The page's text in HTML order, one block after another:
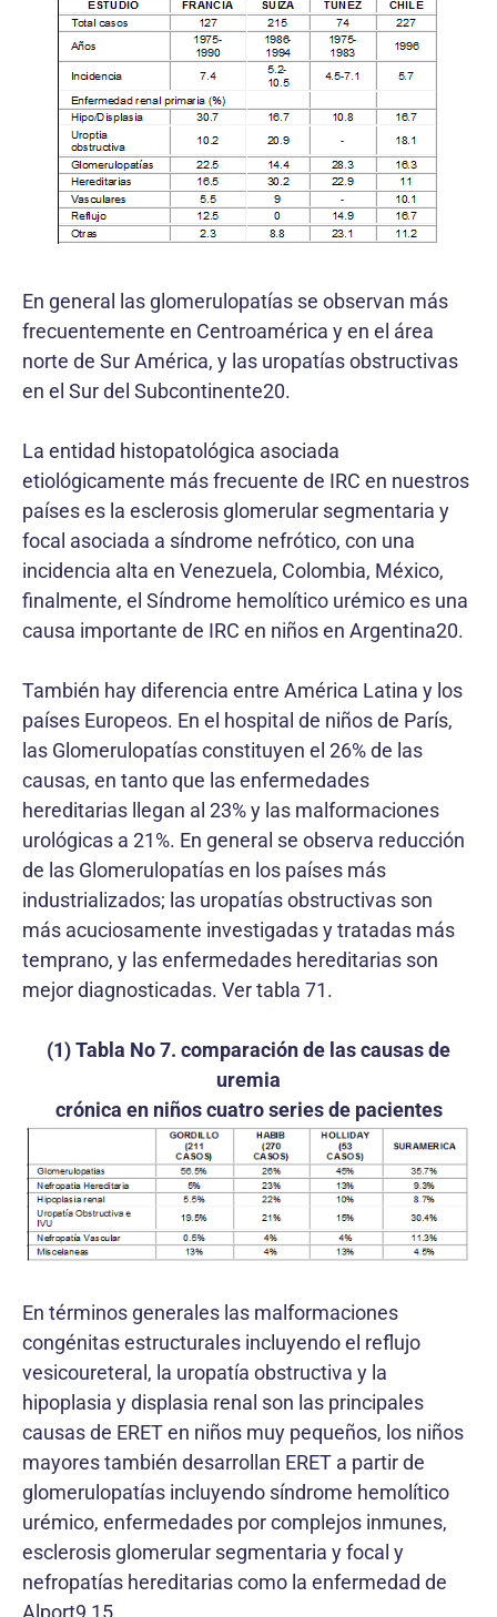
En general las glomerulopatías se observan más
frecuentemente en Centroamérica y en el área
norte de Sur América, y las uropatías obstructivas
en el Sur del Subcontinente20.
La entidad histopatológica asociada
etiológicamente más frecuente de IRC en nuestros
países es la esclerosis glomerular segmentaria y
focal asociada a síndrome nefrótico, con una
incidencia alta en Venezuela, Colombia, México,
finalmente, el Síndrome hemolítico urémico es una
causa importante de IRC en niños en Argentina20.
También hay diferencia entre América Latina y los
países Europeos. En el hospital de niños de París,
las Glomerulopatías constituyen el 26% de las
causas, en tanto que las enfermedades
hereditarias llegan al 23% y las malformaciones
urológicas a 21%. En general se observa reducción
de las Glomerulopatías en los países más
industrializados; las uropatías obstructivas son
más acuciosamente investigadas y tratadas más
temprano, y las enfermedades hereditarias son
mejor diagnosticadas. Ver tabla 71.
(1) Tabla No 7. comparación de las causas de
uremia
crónica en niños cuatro series de pacientes
En términos generales las malformaciones
congénitas estructurales incluyendo el reflujo
vesicoureteral, la uropatía obstructiva y la
hipoplasia y displasia renal son las principales
causas de ERET en niños muy pequeños, los niños
mayores también desarrollan ERET a partir de
glomerulopatías incluyendo síndrome hemolítico
urémico, enfermedades por complejos inmunes,
esclerosis glomerular segmentaria y focal y
nefropatías hereditarias como la enfermedad de
Alport9,15.